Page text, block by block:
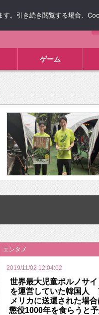
ゲーム
エンタメ
2019/11/02 12:04:02
世界最大児童ポルノサイ
を運営していた韓国人
メリカに送還された場合
懲役1000年を食らうと
。引き続き閲覧する場合、